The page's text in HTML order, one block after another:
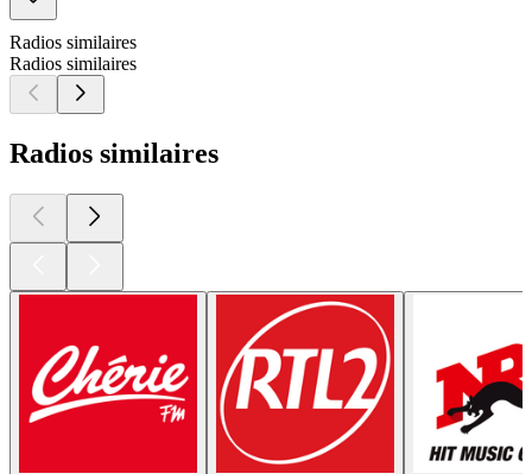
Radios similaires
Radios similaires
Radios similaires